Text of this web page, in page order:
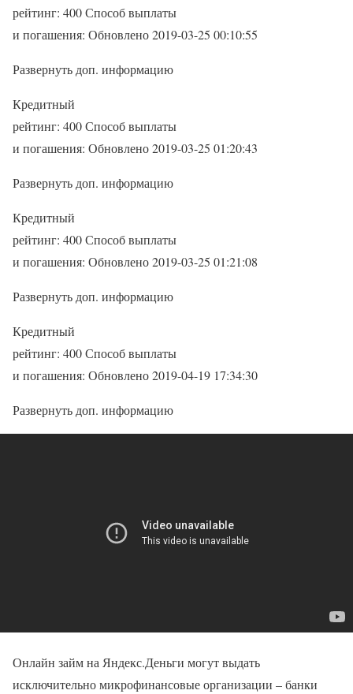
рейтинг: 400 Способ выплаты
и погашения: Обновлено 2019-03-25 00:10:55
Развернуть доп. информацию
Кредитный
рейтинг: 400 Способ выплаты
и погашения: Обновлено 2019-03-25 01:20:43
Развернуть доп. информацию
Кредитный
рейтинг: 400 Способ выплаты
и погашения: Обновлено 2019-03-25 01:21:08
Развернуть доп. информацию
Кредитный
рейтинг: 400 Способ выплаты
и погашения: Обновлено 2019-04-19 17:34:30
Развернуть доп. информацию
Онлайн займ на Яндекс.Деньги могут выдать
исключительно микрофинансовые организации – банки